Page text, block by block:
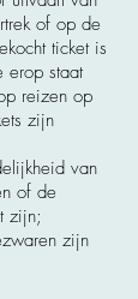
of op de
ticket is
staat
reizen op
zijn
van
of de
zijn;
zijn